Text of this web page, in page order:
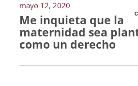
mayo 12, 2020
Me inquieta que la
maternidad sea
como un derecho